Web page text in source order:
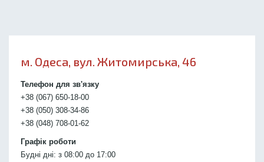
м. Одеса, вул. Житомирська, 46
Телефон для зв'язку
+38 (067) 650-18-00
+38 (050) 308-34-86
+38 (048) 708-01-62
Графік роботи
Будні дні: з 08:00 до 17:00